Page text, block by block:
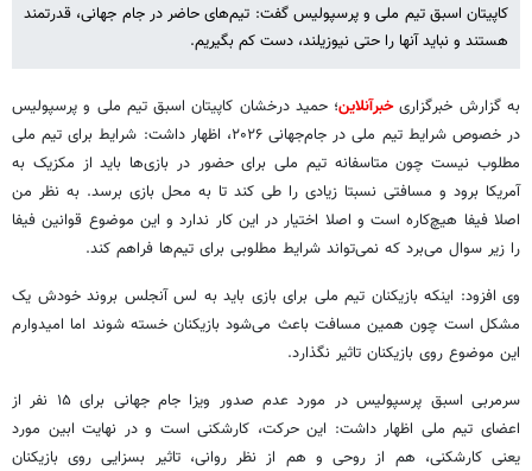
کاپیتان اسبق تیم ملی و پرسپولیس گفت: تیم‌های حاضر در جام جهانی، قدرتمند
هستند و نباید آنها را حتی نیوزیلند، دست کم بگیریم.
به گزارش خبرگزاریخبرآنلاین؛ حمید درخشان کاپیتان اسبق تیم ملی و پرسپولیس
در خصوص شرایط تیم ملی در جام‌جهانی ۲۰۲۶، اظهار داشت: شرایط برای تیم ملی
مطلوب نیست چون متاسفانه تیم ملی برای حضور در بازی‌ها باید از مکزیک به
آمریکا برود و مسافتی نسبتا زیادی را طی کند تا به محل بازی برسد. به نظر من
اصلا فیفا هیچ‌کاره است و اصلا اختیار در این کار ندارد و این موضوع قوانین فیفا
را زیر سوال می‌برد که نمی‌تواند شرایط مطلوبی برای تیم‌ها فراهم کند.
وی افزود: اینکه بازیکنان تیم ملی برای بازی باید به لس آنجلس بروند خودش یک
مشکل است چون همین مسافت باعث می‌شود بازیکنان خسته شوند اما امیدوارم
این موضوع روی بازیکنان تاثیر نگذارد.
سرمربی اسبق پرسپولیس در مورد عدم صدور ویزا جام جهانی برای ۱۵ نفر از
اعضای تیم ملی اظهار داشت: این حرکت، کارشکنی است و در نهایت ابین مورد
یعنی کارشکنی، هم از روحی و هم از نظر روانی، تاثیر بسزایی روی بازیکنان